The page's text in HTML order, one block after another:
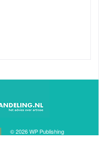
© 2026 WP Publishing